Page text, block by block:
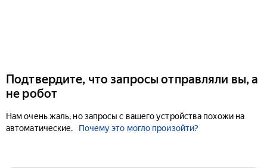
Подтвердите, что запросы отправляли вы, а
не робот
Нам очень жаль, но запросы с вашего устройства похожи на
автоматические.
Почему это могло произойти?